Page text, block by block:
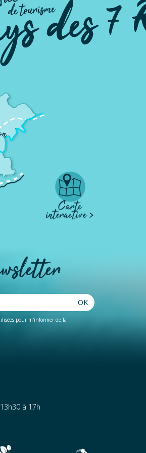
pour m'informer de la
OK
à 17h